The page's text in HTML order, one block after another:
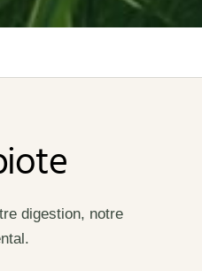
digestion, notre